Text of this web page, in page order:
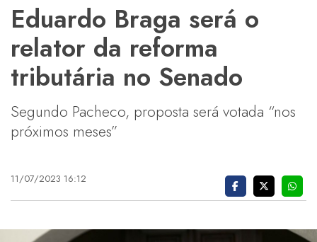
Eduardo Braga será o
relator da reforma
tributária no Senado
Segundo Pacheco, proposta será votada “nos
próximos meses”
11/07/2023 16:12